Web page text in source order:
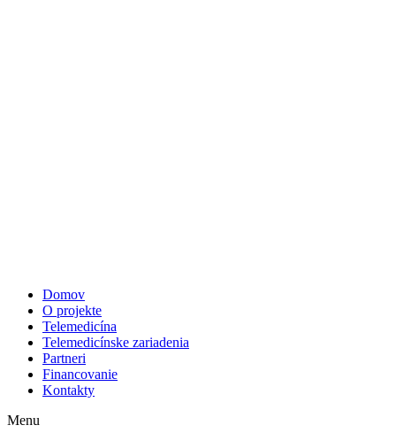
Domov
O projekte
Telemedicína
Telemedicínske zariadenia
Partneri
Financovanie
Kontakty
Menu